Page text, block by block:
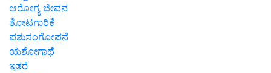
ಆರೋಗ್ಯ ಜೀವನ
ತೋಟಗಾರಿಕೆ
ಪಶುಸಂಗೋಪನೆ
ಯಶೋಗಾಥೆ
ಇತರೆ